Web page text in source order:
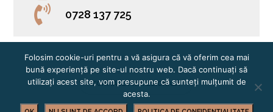
0728 137 725
FORMARE PROFESIONALĂ
Folosim cookie-uri pentru a vă asigura că vă oferim cea mai
bună experiență pe site-ul nostru web. Dacă continuați să
utilizați acest site, vom presupune că sunteți mulțumit de
acesta.